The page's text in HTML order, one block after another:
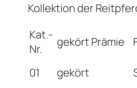
Kollektion der
Kat.-
Nr.
gekört Prämie
01 gekört